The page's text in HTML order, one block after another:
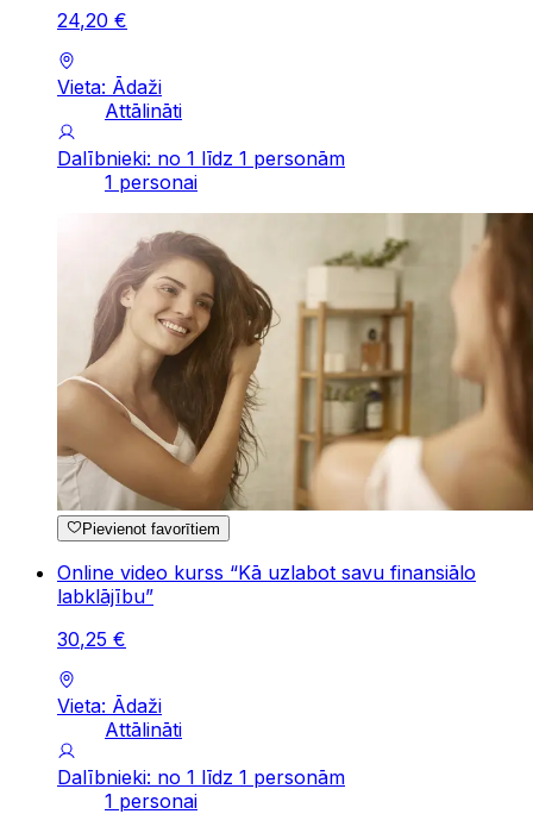
24,20 €
Vieta: Ādaži
Attālināti
Dalībnieki: no 1 līdz 1 personām
1 personai
Pievienot favorītiem
Online video kurss “Kā uzlabot savu finansiālo
labklājību”
30,25 €
Vieta: Ādaži
Attālināti
Dalībnieki: no 1 līdz 1 personām
1 personai